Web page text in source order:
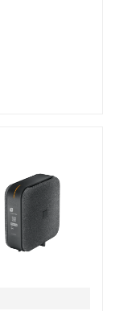
Sans engagement